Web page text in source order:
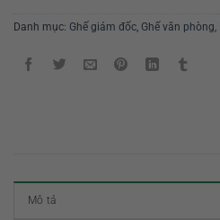
Danh mục: Ghế giám đốc, Ghế văn phòng,
Mô tả